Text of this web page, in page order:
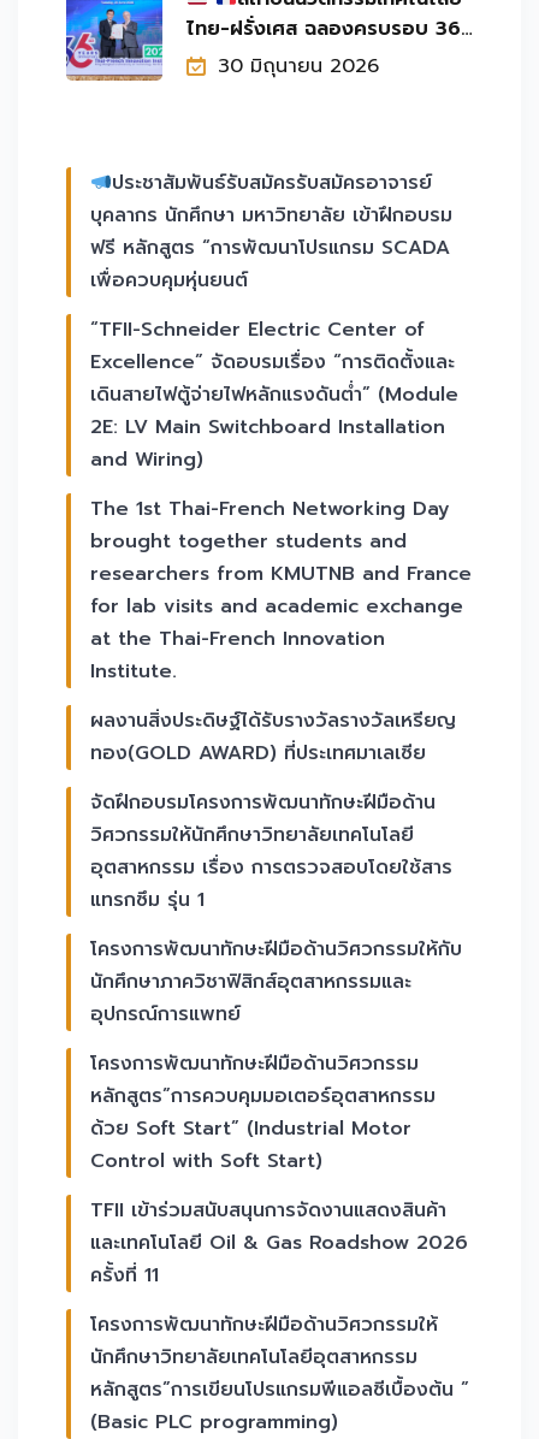
ไทย-ฝรั่งเศส ฉลองครบรอบ 36
ปี แห่งความร่วมมือไทย-ฝรั่งเศส
30 มิถุนายน 2026
ประชาสัมพันธ์รับสมัครรับสมัครอาจารย์
บุคลากร นักศึกษา มหาวิทยาลัย เข้าฝึกอบรม
ฟรี หลักสูตร “การพัฒนาโปรแกรม SCADA
เพื่อควบคุมหุ่นยนต์
“TFII-Schneider Electric Center of
Excellence” จัดอบรมเรื่อง “การติดตั้งและ
เดินสายไฟตู้จ่ายไฟหลักแรงดันต่ำ” (Module
2E: LV Main Switchboard Installation
and Wiring)
The 1st Thai-French Networking Day
brought together students and
researchers from KMUTNB and France
for lab visits and academic exchange
at the Thai-French Innovation
Institute.
ผลงานสิ่งประดิษฐ์ได้รับรางวัลรางวัลเหรียญ
ทอง(GOLD AWARD) ที่ประเทศมาเลเซีย
จัดฝึกอบรมโครงการพัฒนาทักษะฝีมือด้าน
วิศวกรรมให้นักศึกษาวิทยาลัยเทคโนโลยี
อุตสาหกรรม เรื่อง การตรวจสอบโดยใช้สาร
แทรกซึม รุ่น 1
โครงการพัฒนาทักษะฝีมือด้านวิศวกรรมให้กับ
นักศึกษาภาควิชาฟิสิกส์อุตสาหกรรมและ
อุปกรณ์การแพทย์
โครงการพัฒนาทักษะฝีมือด้านวิศวกรรม
หลักสูตร”การควบคุมมอเตอร์อุตสาหกรรม
ด้วย Soft Start” (Industrial Motor
Control with Soft Start)
TFII เข้าร่วมสนับสนุนการจัดงานแสดงสินค้า
และเทคโนโลยี Oil & Gas Roadshow 2026
ครั้งที่ 11
โครงการพัฒนาทักษะฝีมือด้านวิศวกรรมให้
นักศึกษาวิทยาลัยเทคโนโลยีอุตสาหกรรม
หลักสูตร”การเขียนโปรแกรมพีแอลซีเบื้องต้น ”
(Basic PLC programming)